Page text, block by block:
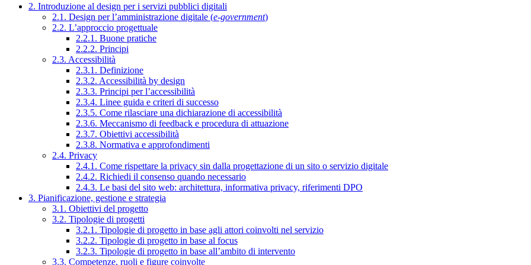
2. Introduzione al design per i servizi pubblici digitali
2.1. Design per l’amministrazione digitale (e-government)
2.2. L’approccio progettuale
2.2.1. Buone pratiche
2.2.2. Principi
2.3. Accessibilità
2.3.1. Definizione
2.3.2. Accessibilità by design
2.3.3. Principi per l’accessibilità
2.3.4. Linee guida e criteri di successo
2.3.5. Come rilasciare una dichiarazione di accessibilità
2.3.6. Meccanismo di feedback e procedura di attuazione
2.3.7. Obiettivi accessibilità
2.3.8. Normativa e approfondimenti
2.4. Privacy
2.4.1. Come rispettare la privacy sin dalla progettazione di un sito o servizio digitale
2.4.2. Richiedi il consenso quando necessario
2.4.3. Le basi del sito web: architettura, informativa privacy, riferimenti DPO
3. Pianificazione, gestione e strategia
3.1. Obiettivi del progetto
3.2. Tipologie di progetti
3.2.1. Tipologie di progetto in base agli attori coinvolti nel servizio
3.2.2. Tipologie di progetto in base al focus
3.2.3. Tipologie di progetto in base all’ambito di intervento
3.3. Competenze, ruoli e figure coinvolte